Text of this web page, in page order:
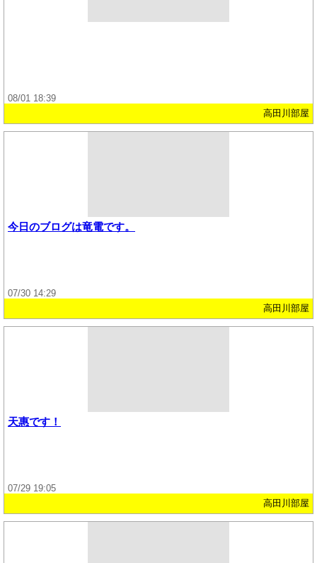
08/01 18:39
高田川部屋
今日のブログは竜電です。
07/30 14:29
高田川部屋
天惠です！
07/29 19:05
高田川部屋